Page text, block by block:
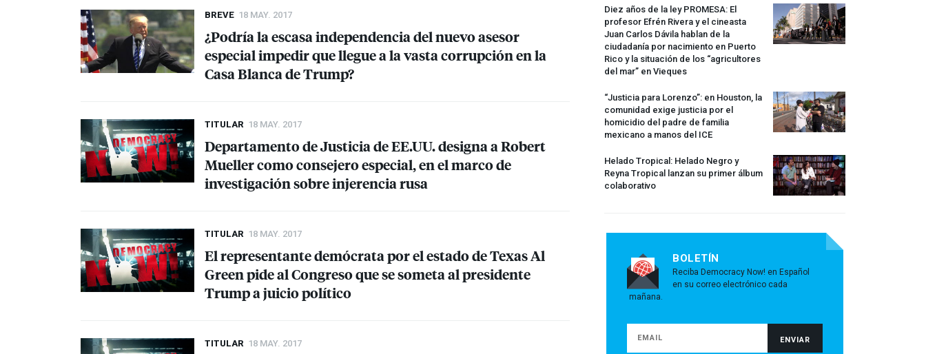
BREVE 18 MAY. 2017
¿Podría la escasa independencia del nuevo asesor
especial impedir que llegue a la vasta corrupción en la
Casa Blanca de Trump?
TITULAR 18 MAY. 2017
Departamento de Justicia de EE.UU. designa a Robert
Mueller como consejero especial, en el marco de
investigación sobre injerencia rusa
TITULAR 18 MAY. 2017
El representante demócrata por el estado de Texas Al
Green pide al Congreso que se someta al presidente
Trump a juicio político
TITULAR 18 MAY. 2017
Diez años de la ley PROMESA: El
profesor Efrén Rivera y el cineasta
Juan Carlos Dávila hablan de la
ciudadanía por nacimiento en Puerto
Rico y la situación de los “agricultores
del mar” en Vieques
“Justicia para Lorenzo”: en Houston, la
comunidad exige justicia por el
homicidio del padre de familia
mexicano a manos del ICE
Helado Tropical: Helado Negro y
Reyna Tropical lanzan su primer álbum
colaborativo
BOLETÍN
Reciba Democracy Now! en Español
en su correo electrónico cada
mañana.